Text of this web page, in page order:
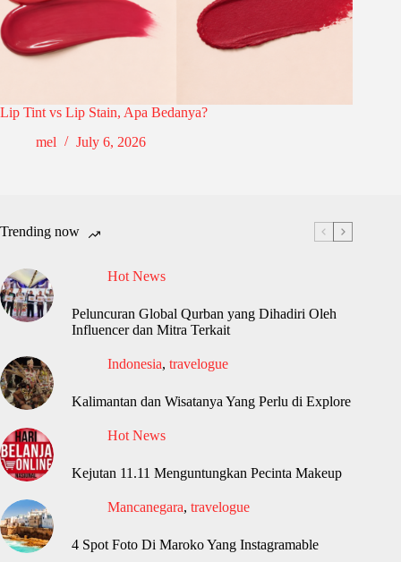
Lip Tint vs Lip Stain, Apa Bedanya?
mel
July 6, 2026
Trending now
Hot News
Peluncuran Global Qurban yang Dihadiri Oleh
Influencer dan Mitra Terkait
Indonesia, travelogue
Kalimantan dan Wisatanya Yang Perlu di Explore
Hot News
Kejutan 11.11 Menguntungkan Pecinta Makeup
Mancanegara, travelogue
4 Spot Foto Di Maroko Yang Instagramable